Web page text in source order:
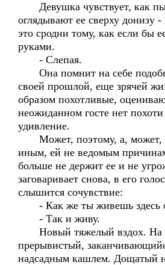
Девушка чувствует, как
оглядывают ее сверху донизу
это сродни тому, как если бы
руками.
- Слепая.
Она помнит на себе
своей прошлой, еще зрячей
образом похотливые,
неожиданном госте нет
удивление.
Может, поэтому, а, может,
иным, ей не ведомым
больше не держит ее и не
заговаривает снова, в его
слышится сочувствие:
- Как же ты живешь здесь
- Так и живу.
Новый тяжелый вздох. На
прерывистый,
надсадным кашлем. Дощатый